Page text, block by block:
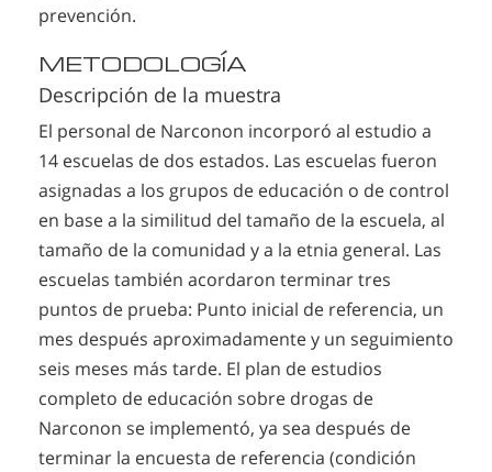
prevención.
METODOLOGÍA
Descripción de la muestra
El personal de Narconon incorporó al estudio a
14 escuelas de dos estados. Las escuelas fueron
asignadas a los grupos de educación o de control
en base a la similitud del tamaño de la escuela, al
tamaño de la comunidad y a la etnia general. Las
escuelas también acordaron terminar tres
puntos de prueba: Punto inicial de referencia, un
mes después aproximadamente y un seguimiento
seis meses más tarde. El plan de estudios
completo de educación sobre drogas de
Narconon se implementó, ya sea después de
terminar la encuesta de referencia (condición